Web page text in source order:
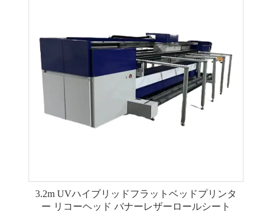
3.2m UVハイブリッドフラットベッドプリンタ
ー リコーヘッド バナーレザーロールシート